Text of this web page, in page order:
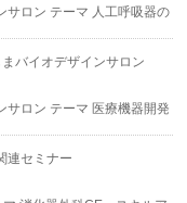
サロン テーマ 人工呼吸器の
バイオデザインサロン
サロン テーマ 医療機器開発
連セミナー